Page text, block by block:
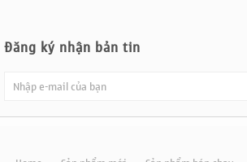
Đăng ký nhận bản tin